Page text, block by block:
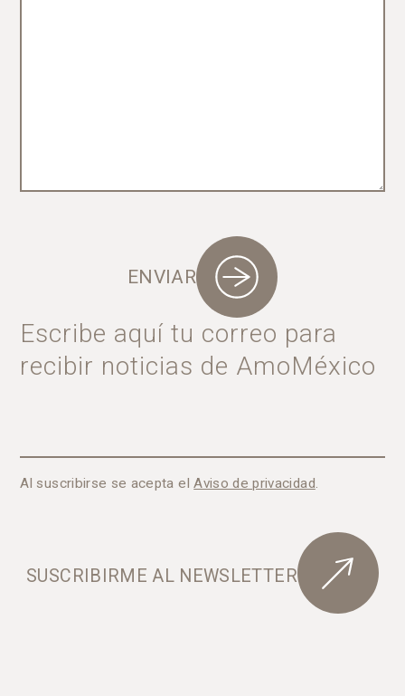
ENVIAR
Escribe aquí tu correo para
recibir noticias de AmoMéxico
Al suscribirse se acepta elAviso de privacidad.
SUSCRIBIRME AL NEWSLETTER